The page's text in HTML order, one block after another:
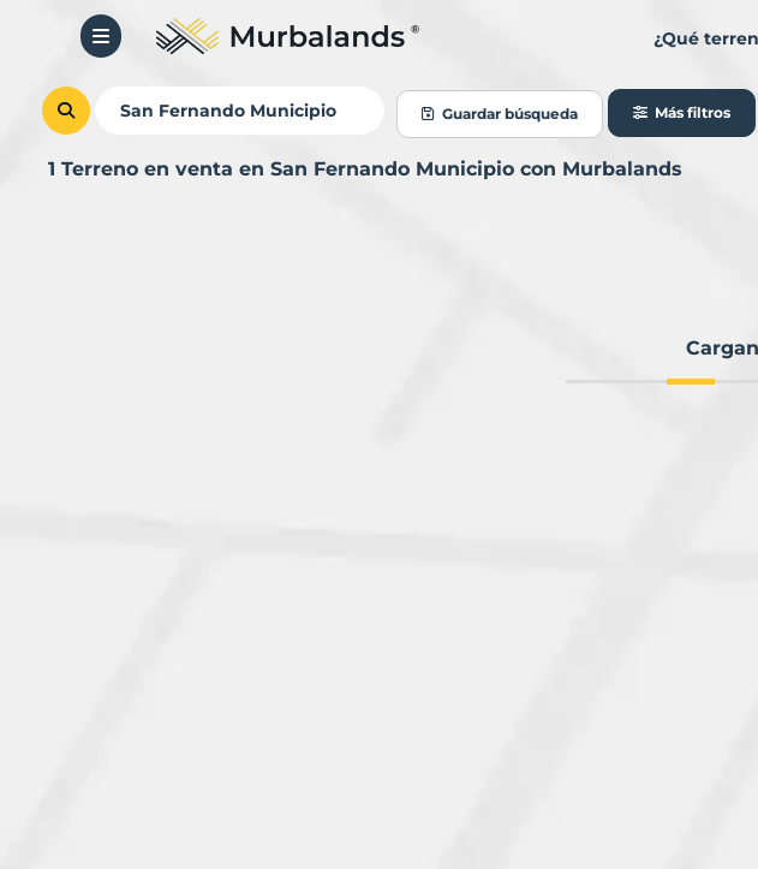
¿Qué
Guardar búsqueda Más filtros
1 Terreno en venta en San Fernando Municipio con Murbalands